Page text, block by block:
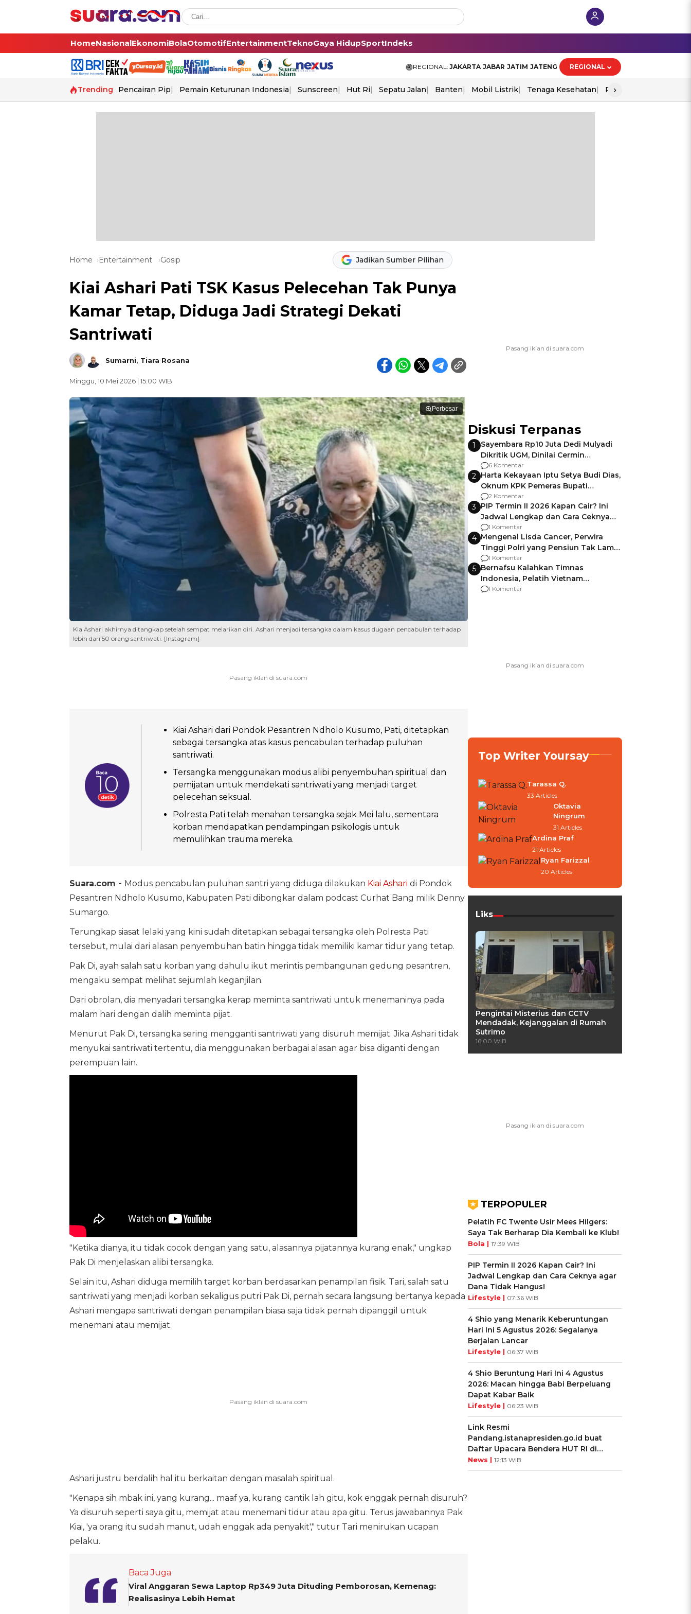
HomeNasionalEkonomiBolaOtomotifEntertainmentTeknoGaya HidupSportIndeks
REGIONAL: JAKARTA JABAR JATIM JATENG REGIONAL
Trending Pencairan Pip Pemain Keturunan Indonesia Sunscreen Hut Ri Sepatu Jalan Banten Mobil Listrik Tenaga Kesehatan Perang As-Iran
›
Home Entertainment Gosip Jadikan Sumber Pilihan
Kiai Ashari Pati TSK Kasus Pelecehan Tak Punya
Kamar Tetap, Diduga Jadi Strategi Dekati
Santriwati
Sumarni, Tiara Rosana
Minggu, 10 Mei 2026 | 15:00 WIB
Perbesar
Kia Ashari akhirnya ditangkap setelah sempat melarikan diri. Ashari menjadi tersangka dalam kasus dugaan pencabulan terhadap
lebih dari 50 orang santriwati. [Instagram]
Kiai Ashari dari Pondok Pesantren Ndholo Kusumo, Pati, ditetapkan
sebagai tersangka atas kasus pencabulan terhadap puluhan
santriwati.
Tersangka menggunakan modus alibi penyembuhan spiritual dan
pemijatan untuk mendekati santriwati yang menjadi target
pelecehan seksual.
Polresta Pati telah menahan tersangka sejak Mei lalu, sementara
korban mendapatkan pendampingan psikologis untuk
memulihkan trauma mereka.
Suara.com - Modus pencabulan puluhan santri yang diduga dilakukan Kiai Ashari di Pondok
Pesantren Ndholo Kusumo, Kabupaten Pati dibongkar dalam podcast Curhat Bang milik Denny
Sumargo.
Terungkap siasat lelaki yang kini sudah ditetapkan sebagai tersangka oleh Polresta Pati
tersebut, mulai dari alasan penyembuhan batin hingga tidak memiliki kamar tidur yang tetap.
Pak Di, ayah salah satu korban yang dahulu ikut merintis pembangunan gedung pesantren,
mengaku sempat melihat sejumlah keganjilan.
Dari obrolan, dia menyadari tersangka kerap meminta santriwati untuk menemaninya pada
malam hari dengan dalih meminta pijat.
Menurut Pak Di, tersangka sering mengganti santriwati yang disuruh memijat. Jika Ashari tidak
menyukai santriwati tertentu, dia menggunakan berbagai alasan agar bisa diganti dengan
perempuan lain.
"Ketika dianya, itu tidak cocok dengan yang satu, alasannya pijatannya kurang enak," ungkap
Pak Di menjelaskan alibi tersangka.
Selain itu, Ashari diduga memilih target korban berdasarkan penampilan fisik. Tari, salah satu
santriwati yang menjadi korban sekaligus putri Pak Di, pernah secara langsung bertanya kepada
Ashari mengapa santriwati dengan penampilan biasa saja tidak pernah dipanggil untuk
menemani atau memijat.
Ashari justru berdalih hal itu berkaitan dengan masalah spiritual.
"Kenapa sih mbak ini, yang kurang... maaf ya, kurang cantik lah gitu, kok enggak pernah disuruh?
Ya disuruh seperti saya gitu, memijat atau menemani tidur atau apa gitu. Terus jawabannya Pak
Kiai, 'ya orang itu sudah manut, udah enggak ada penyakit'," tutur Tari menirukan ucapan
pelaku.
Baca Juga
Viral Anggaran Sewa Laptop Rp349 Juta Dituding Pemborosan, Kemenag:
Realisasinya Lebih Hemat
Diskusi Terpanas
1
Sayembara Rp10 Juta Dedi Mulyadi
Dikritik UGM, Dinilai Cermin
Gagalnya Negara Jamin Keamanan
6 Komentar
2 Harta Kekayaan Iptu Setya Budi Dias,
Oknum KPK Pemeras Bupati
Pemalang
2 Komentar
3 PIP Termin II 2026 Kapan Cair? Ini
Jadwal Lengkap dan Cara Ceknya
agar Dana Tidak Hangus!
1 Komentar
4 Mengenal Lisda Cancer, Perwira
Tinggi Polri yang Pensiun Tak Lama
Usai Jadi Brigjen
1 Komentar
5 Bernafsu Kalahkan Timnas
Indonesia, Pelatih Vietnam
Berencana Pakai Jimat di Pakansari
1 Komentar
Top Writer Yoursay
Tarassa Q.
33 Articles
Oktavia
Ningrum
31 Articles
Ardina Praf
21 Articles
Ryan Farizzal
20 Articles
Liks
Pengintai Misterius dan CCTV
Mendadak, Kejanggalan di Rumah
Sutrimo
16:00 WIB
TERPOPULER
Pelatih FC Twente Usir Mees Hilgers:
Saya Tak Berharap Dia Kembali ke Klub!
Bola | 17:39 WIB
PIP Termin II 2026 Kapan Cair? Ini
Jadwal Lengkap dan Cara Ceknya agar
Dana Tidak Hangus!
Lifestyle | 07:36 WIB
4 Shio yang Menarik Keberuntungan
Hari Ini 5 Agustus 2026: Segalanya
Berjalan Lancar
Lifestyle | 06:37 WIB
4 Shio Beruntung Hari Ini 4 Agustus
2026: Macan hingga Babi Berpeluang
Dapat Kabar Baik
Lifestyle | 06:23 WIB
Link Resmi
Pandang.istanapresiden.go.id buat
Daftar Upacara Bendera HUT RI di
Istana Negara
News | 12:13 WIB